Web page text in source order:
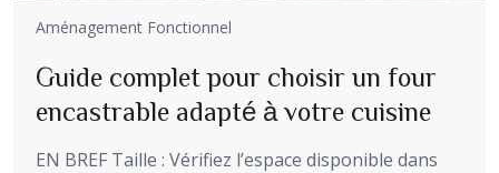
Aménagement Fonctionnel
Guide complet pour choisir un four
encastrable adapté à votre cuisine
EN BREF Taille : Vérifiez l’espace disponible dans